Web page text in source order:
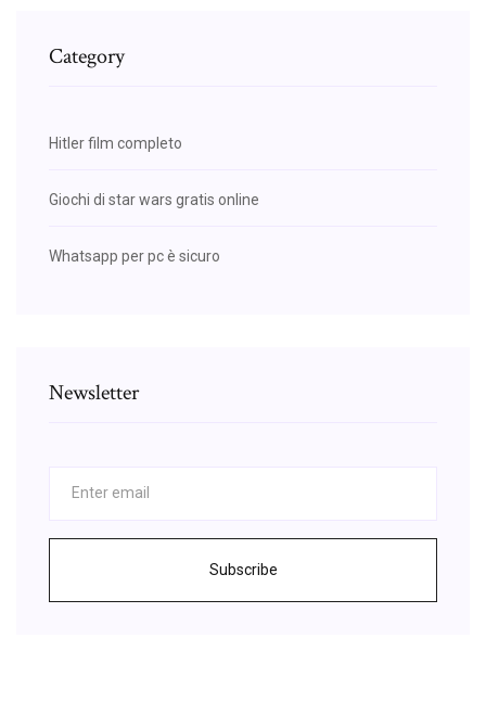
Category
Hitler film completo
Giochi di star wars gratis online
Whatsapp per pc è sicuro
Newsletter
Subscribe